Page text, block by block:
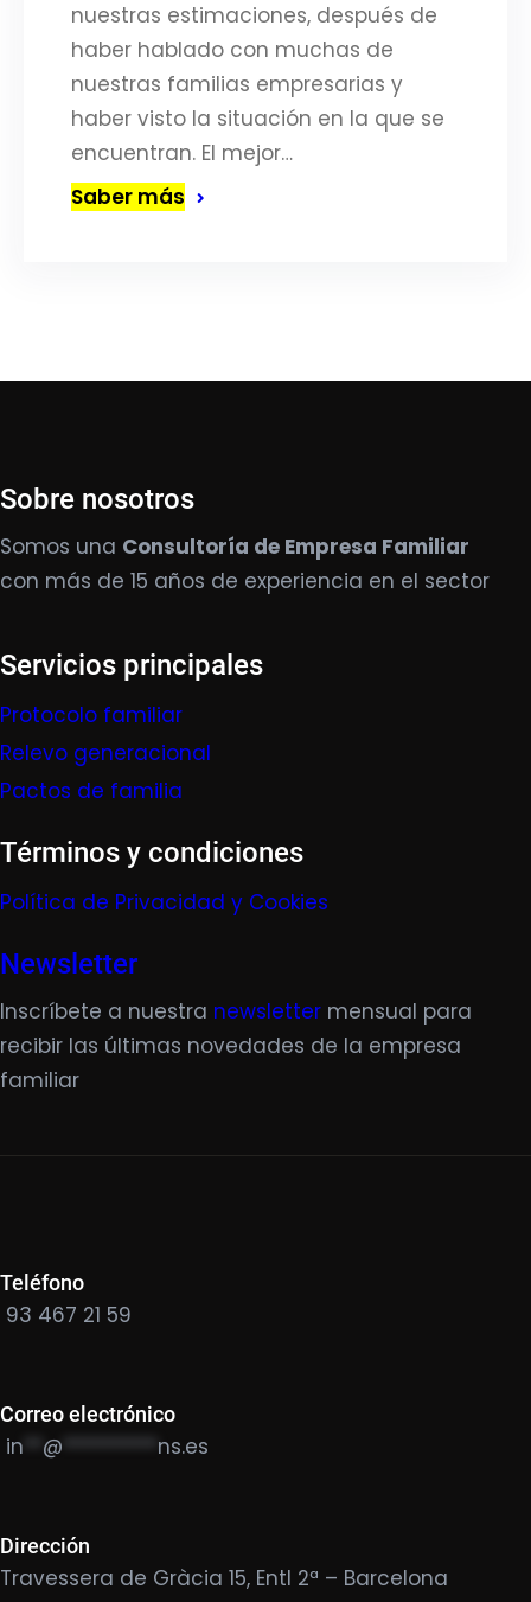
nuestras estimaciones, después de
haber hablado con muchas de
nuestras familias empresarias y
haber visto la situación en la que se
encuentran. El mejor…
Saber más
Sobre nosotros
Somos una Consultoría de Empresa Familiar
con más de 15 años de experiencia en el sector
Servicios principales
Protocolo familiar
Relevo generacional
Pactos de familia
Términos y condiciones
Política de Privacidad y Cookies
Newsletter
Inscríbete a nuestra newsletter mensual para
recibir las últimas novedades de la empresa
familiar
Teléfono
93 467 21 59
Correo electrónico
in @ ********** ns.es
Dirección
Travessera de Gràcia 15, Entl 2ª – Barcelona